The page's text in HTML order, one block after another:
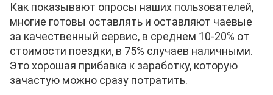
Как показывают опросы наших пользователей,
многие готовы оставлять и оставляют чаевые
за качественный сервис, в среднем 10-20% от
стоимости поездки, в 75% случаев наличными.
Это хорошая прибавка к заработку, которую
зачастую можно сразу потратить.